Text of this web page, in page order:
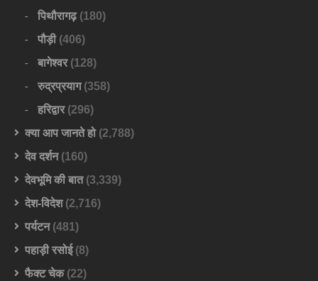
पिथौरागढ़(180)
पौड़ी(406)
बागेश्वर(128)
रुद्रप्रयाग(358)
हरिद्वार(296)
क्या आप जानते हो(2,788)
देव दर्शन(160)
देवभूमि की बात(3,339)
देश-विदेश(2,716)
पर्यटन(481)
पहाड़ी रसोई(8)
फैक्ट चेक(22)